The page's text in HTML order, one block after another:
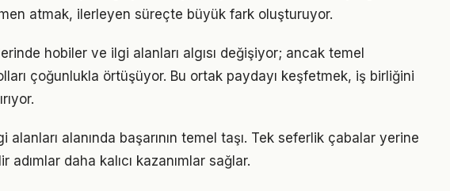
atmak, ilerleyen süreçte büyük fark oluşturuyor.
hobiler ve ilgi alanları algısı değişiyor; ancak temel
çoğunlukla örtüşüyor. Bu ortak paydayı keşfetmek, iş birliğini
alanında başarının temel taşı. Tek seferlik çabalar yerine
daha kalıcı kazanımlar sağlar.